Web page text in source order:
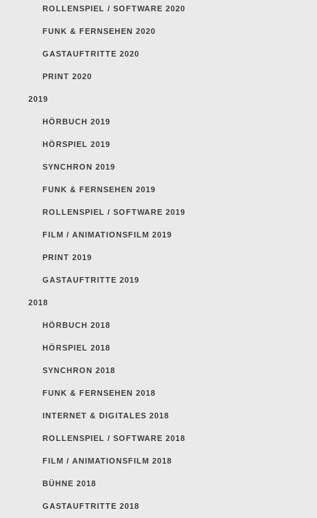
ROLLENSPIEL / SOFTWARE 2020
FUNK & FERNSEHEN 2020
GASTAUFTRITTE 2020
PRINT 2020
2019
HÖRBUCH 2019
HÖRSPIEL 2019
SYNCHRON 2019
FUNK & FERNSEHEN 2019
ROLLENSPIEL / SOFTWARE 2019
FILM / ANIMATIONSFILM 2019
PRINT 2019
GASTAUFTRITTE 2019
2018
HÖRBUCH 2018
HÖRSPIEL 2018
SYNCHRON 2018
FUNK & FERNSEHEN 2018
INTERNET & DIGITALES 2018
ROLLENSPIEL / SOFTWARE 2018
FILM / ANIMATIONSFILM 2018
BÜHNE 2018
GASTAUFTRITTE 2018